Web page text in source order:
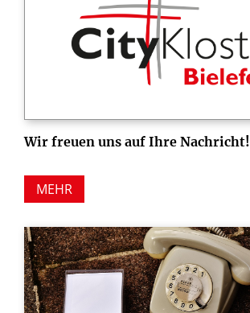
Wir freuen uns auf Ihre Nachricht!
MEHR